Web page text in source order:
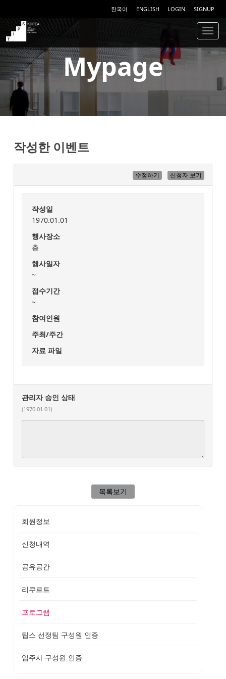
한국어 ENGLISH LOGIN SIGNUP
TIPS
Mypage
작성한 이벤트
수정하기 신청자 보기
작성일
1970.01.01
행사장소
층
행사일자
~
접수기간
~
참여인원
주최/주간
자료 파일
관리자 승인 상태
(1970.01.01)
목록보기
회원정보
신청내역
공유공간
리쿠르트
프로그램
팁스 선정팀 구성원 인증
입주사 구성원 인증